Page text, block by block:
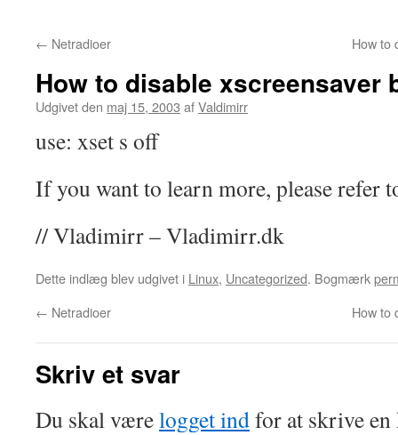
← Netradioer How to
How to disable xscreensaver
Udgivet den maj 15, 2003 afValdimirr
use: xset s off
If you want to learn more, please refer
// Vladimirr – Vladimirr.dk
Dette indlæg blev udgivet i Linux, Uncategorized. Bogmærk
← Netradioer How to
Skriv et svar
Du skal værelogget indfor at skrive en